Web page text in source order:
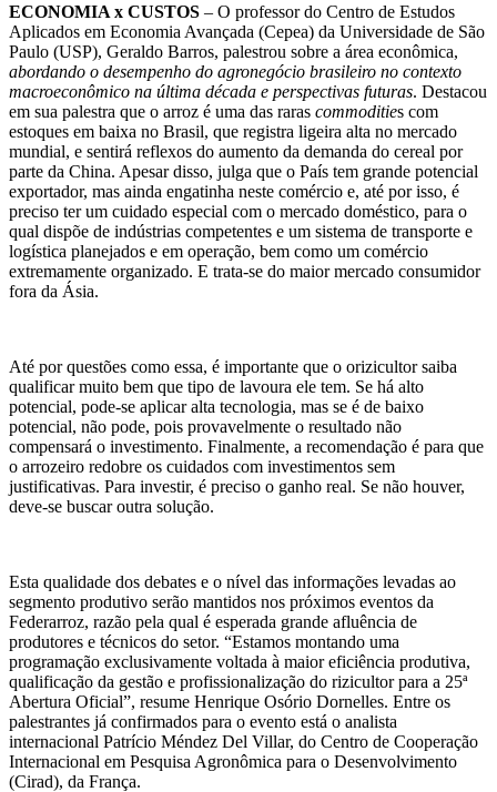
ECONOMIA x CUSTOS – O professor do Centro de Estudos
Aplicados em Economia Avançada (Cepea) da Universidade de São
Paulo (USP), Geraldo Barros, palestrou sobre a área econômica,
abordando o desempenho do agronegócio brasileiro no contexto
macroeconômico na última década e perspectivas futuras. Destacou
em sua palestra que o arroz é uma das raras commodities com
estoques em baixa no Brasil, que registra ligeira alta no mercado
mundial, e sentirá reflexos do aumento da demanda do cereal por
parte da China. Apesar disso, julga que o País tem grande potencial
exportador, mas ainda engatinha neste comércio e, até por isso, é
preciso ter um cuidado especial com o mercado doméstico, para o
qual dispõe de indústrias competentes e um sistema de transporte e
logística planejados e em operação, bem como um comércio
extremamente organizado. E trata-se do maior mercado consumidor
fora da Ásia.
Até por questões como essa, é importante que o orizicultor saiba
qualificar muito bem que tipo de lavoura ele tem. Se há alto
potencial, pode-se aplicar alta tecnologia, mas se é de baixo
potencial, não pode, pois provavelmente o resultado não
compensará o investimento. Finalmente, a recomendação é para que
o arrozeiro redobre os cuidados com investimentos sem
justificativas. Para investir, é preciso o ganho real. Se não houver,
deve-se buscar outra solução.
Esta qualidade dos debates e o nível das informações levadas ao
segmento produtivo serão mantidos nos próximos eventos da
Federarroz, razão pela qual é esperada grande afluência de
produtores e técnicos do setor. “Estamos montando uma
programação exclusivamente voltada à maior eficiência produtiva,
qualificação da gestão e profissionalização do rizicultor para a 25ª
Abertura Oficial”, resume Henrique Osório Dornelles. Entre os
palestrantes já confirmados para o evento está o analista
internacional Patrício Méndez Del Villar, do Centro de Cooperação
Internacional em Pesquisa Agronômica para o Desenvolvimento
(Cirad), da França.